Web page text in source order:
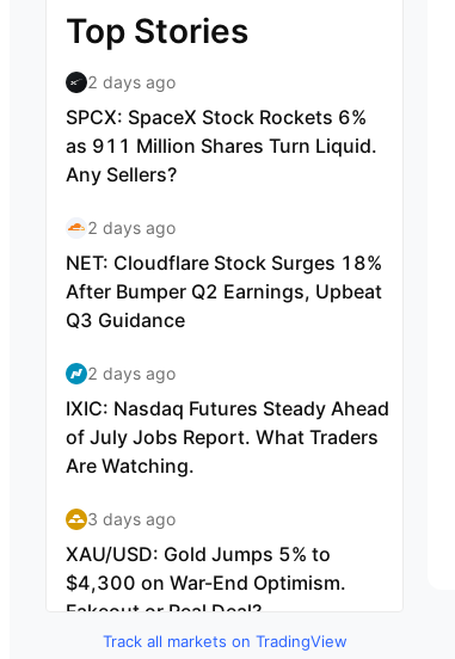
by TradingView
Track all markets on TradingView